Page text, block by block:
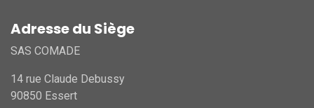
Adresse du Siège
SAS COMADE
14 rue Claude Debussy
90850 Essert